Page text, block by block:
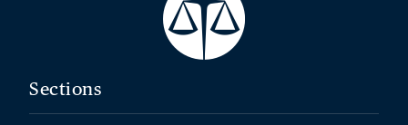
Sections